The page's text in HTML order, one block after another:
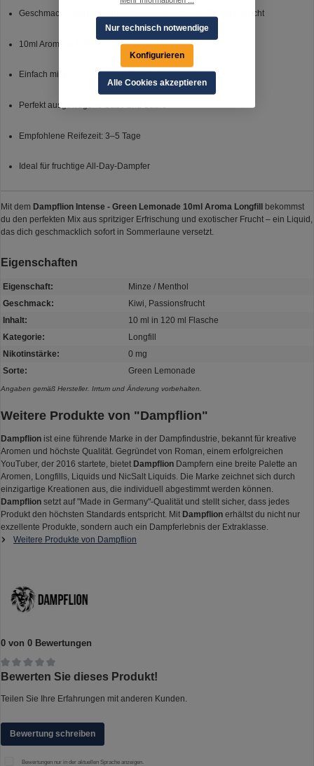
Geschmack: Spritzige grüne Limonade mit Kiwi & Passionsfrucht
10ml Aroma in 120ml Chubby Gorilla Flasche
Einfach mit Base & Nikotin auffüllen
Perfekt ausgewogene Süße und Säure
Empfohlene Reifezeit: 3–5 Tage
Ideal für fruchtige All-Day-Dampfer
Mit dem Dampflion Intense - Green Lemonade 10ml Aroma Longfill bekommst
du den perfekten Mix aus spritziger Erfrischung und exotischer Frucht – ein Liquid,
das dich geschmacklich sofort in Sommerlaune versetzt.
Eigenschaften
Eigenschaft:
Minze / Menthol
Geschmack:
Kiwi, Passionsfrucht
Inhalt:
10 ml in 120 ml Flasche
Kategorie:
Longfill
Nikotinstärke:
0 mg
Sorte:
Green Lemonade
Angaben gemäß Hersteller. Irrtum und Änderung vorbehalten.
Weitere Produkte von "Dampflion"
Dampflion ist eine führende Marke in der Dampfindustrie, bekannt für kreative
Aromen und höchste Qualität. Gegründet von Roman, einem erfolgreichen
YouTuber, der 2016 startete, bietet Dampflion Dampfern eine breite Palette an
Aromen, Longfills, Liquids und NicSalt Liquids. Die Marke zeichnet sich durch
einzigartige Kreationen aus, die individuell abgestimmt werden können.
Dampflion setzt auf "Made in Germany"-Qualität und stellt sicher, dass jedes
Produkt den höchsten Standards entspricht. Mit Dampflion erhältst du nicht nur
exzellente Produkte, sondern auch ein Dampferlebnis der Extraklasse.
Weitere Produkte von Dampflion
0 von 0 Bewertungen
Durchschnittliche Bewertung von 0 von 5 Sternen
Bewerten Sie dieses Produkt!
Teilen Sie Ihre Erfahrungen mit anderen Kunden.
Bewertung schreiben
Bewertungen nur in der aktuellen Sprache anzeigen.
Nur technisch notwendige
Konfigurieren
Alle Cookies akzeptieren